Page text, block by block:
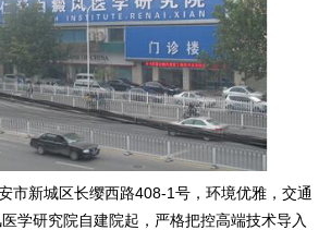
新城区长缨西路408-1号，环境优雅，交通
学研究院自建院起，严格把控高端技术导入